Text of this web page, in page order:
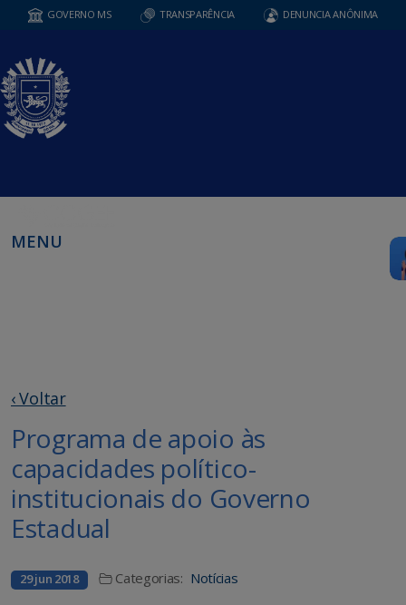
GOVERNO MS TRANSPARÊNCIA DENUNCIA ANÔNIMA
MENU
‹ Voltar
Programa de apoio às
capacidades político-
institucionais do Governo
Estadual
29 jun 2018 Categorias: Notícias